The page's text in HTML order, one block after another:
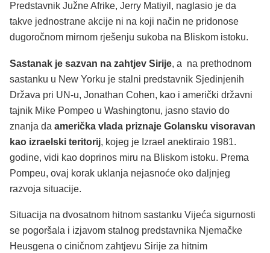
Predstavnik Južne Afrike, Jerry Matiyil, naglasio je da
takve jednostrane akcije ni na koji način ne pridonose
dugoročnom mirnom rješenju sukoba na Bliskom istoku.
Sastanak je sazvan na zahtjev Sirije, a na prethodnom
sastanku u New Yorku je stalni predstavnik Sjedinjenih
Država pri UN-u, Jonathan Cohen, kao i američki državni
tajnik Mike Pompeo u Washingtonu, jasno stavio do
znanja da američka vlada priznaje Golansku visoravan
kao izraelski teritorij, kojeg je Izrael anektiraio 1981.
godine, vidi kao doprinos miru na Bliskom istoku. Prema
Pompeu, ovaj korak uklanja nejasnoće oko daljnjeg
razvoja situacije.
Situacija na dvosatnom hitnom sastanku Vijeća sigurnosti
se pogoršala i izjavom stalnog predstavnika Njemačke
Heusgena o ciničnom zahtjevu Sirije za hitnim